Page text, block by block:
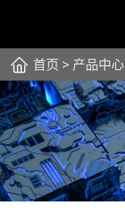
首页 > 产品中心